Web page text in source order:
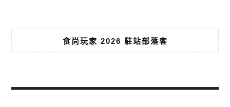
食尚玩家 2026 駐站部落客